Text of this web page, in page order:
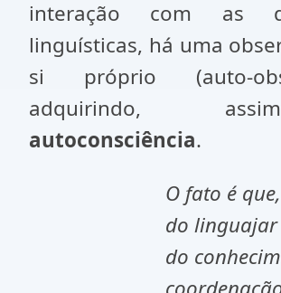
interação com as
linguísticas, há uma
si próprio (auto-
adquirindo,
autoconsciência.
O fato é
do
do